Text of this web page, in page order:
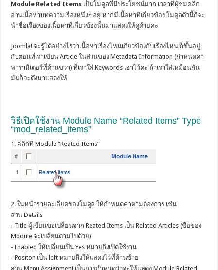
Module Related Items เป็นโมดูลที่มีประโยชน์มาก เวลาที่ผู้ชมคลิก
อ่านเนื้อหาบทความเรื่องหนึ่งๆ อยู่ หากมีเนื้อหาที่เกี่ยวข้อง โมดูลตัวนี้ก็จะ
นำชื่อเรื่องของเนื้อหาที่เกี่ยวข้องนั้นมาแสดงให้ดูด้วยค่ะ
Joomla! จะรู้ได้อย่างไรว่าเนื้อหาเรื่องไหนเกี่ยวข้องกับเรื่องไหน ก็ขึ้นอยู่
กับตอนที่เราเขียน Article ในส่วนของ Metadata Information (กำหนดค่า
พารามิเตอร์ที่ด้านขวา) ที่เราใส่ Keywords เอาไว้ค่ะ ถ้าเราใส่เหมือนกัน
มันก็จะดึงมาแสดงให้
วิธีเปิดใช้งาน Module Name “Related Items” Type
“mod_related_items”
1. คลิกที่ Module “Reated Items”
2. ในหน้ารายละเอียดของโมดูล ให้กำหนดค่าตามต้องการ เช่น
ส่วน Details
- Title ผู้เขียนขอเปลี่ยนจาก Reated Items เป็น Related Articles (ชื่อของ
Module จะเปลี่ยนตามไปด้วย)
- Enabled ให้เปลี่ยนเป็น Yes หมายถึงเปิดใช้งาน
- Positon เป็น left หมายถึงให้แสดงไว้ที่ด้านซ้าย
ส่วน Menu Assignment เป็นการกำหนดว่าจะให้แสดง Module Related